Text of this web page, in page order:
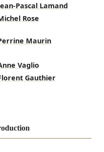
Pascal Lamand
Rose
Maurin
Vaglio
Gauthier